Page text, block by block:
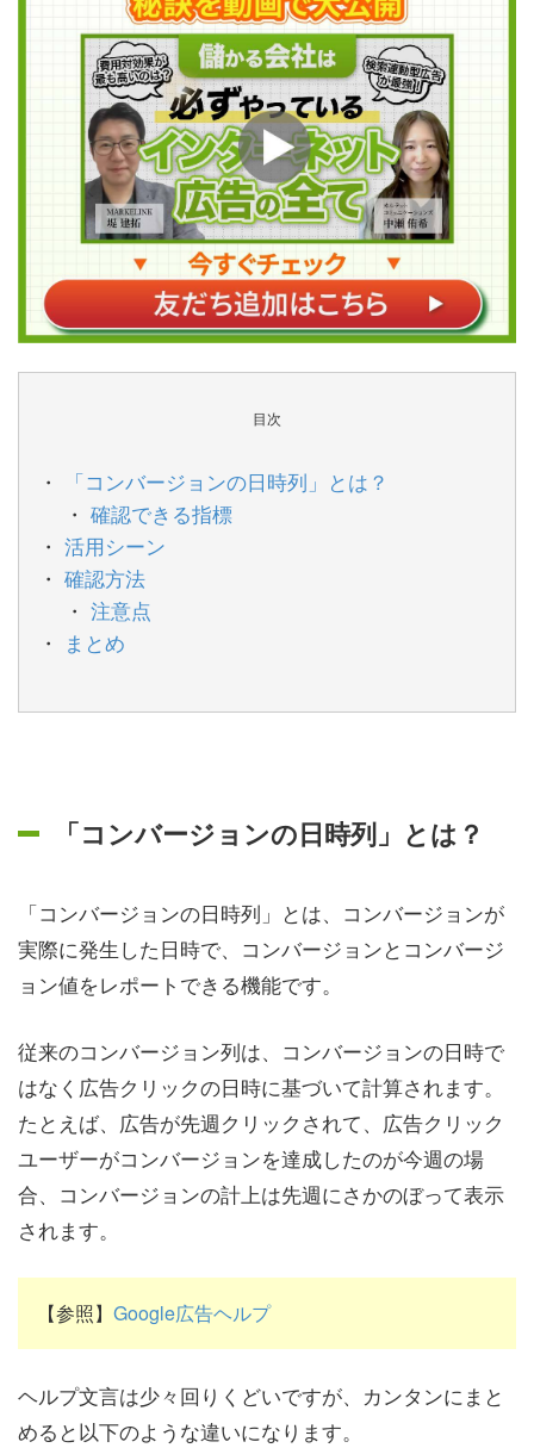
目次
「コンバージョンの日時列」とは？
確認できる指標
活用シーン
確認方法
注意点
まとめ
「コンバージョンの日時列」とは？
「コンバージョンの日時列」とは、コンバージョンが
実際に発生した日時で、コンバージョンとコンバージ
ョン値をレポートできる機能です。
従来のコンバージョン列は、コンバージョンの日時で
はなく広告クリックの日時に基づいて計算されます。
たとえば、広告が先週クリックされて、広告クリック
ユーザーがコンバージョンを達成したのが今週の場
合、コンバージョンの計上は先週にさかのぼって表示
されます。
【参照】 Google広告ヘルプ
ヘルプ文言は少々回りくどいですが、カンタンにまと
めると以下のような違いになります。